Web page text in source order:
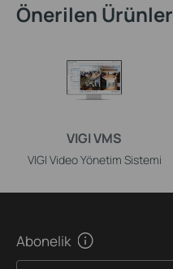
Önerilen Ürünler
VIGI VMS
VIGI Video Yönetim Sistemi
Abonelik